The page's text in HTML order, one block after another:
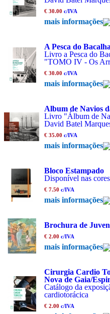
€ 30.00 c/IVA
mais informações
A Pesca do
Livro a Pesca do
"TOMO IV - Os
€ 30.00 c/IVA
mais informações
Album de Navios
Livro "Álbum de
David Batel
€ 35.00 c/IVA
mais informações
Bloco Estampado
Disponível nas
€ 7.50 c/IVA
mais informações
Brochura de
€ 2.00 c/IVA
mais informações
Cirurgia Cardio
Nova de Gaia/
Catálogo da
cardiotorácica
€ 2.00 c/IVA